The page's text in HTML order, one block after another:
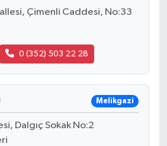
Çimenli Caddesi, No:33
0 (352) 503 22 28
Melikgazi
Dalgıç Sokak No:2